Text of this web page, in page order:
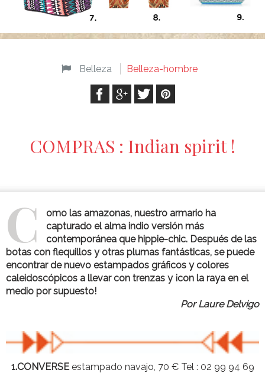
Belleza Belleza-hombre
COMPRAS : Indian spirit !
C
omo las amazonas, nuestro armario ha
capturado el alma indio versión más
contemporánea que hippie-chic. Después de las
botas con flequillos y otras plumas fantásticas, se puede
encontrar de nuevo estampados gráficos y colores
caleidoscópicos a llevar con trenzas y ¡con la raya en el
medio por supuesto!
Por Laure Delvigo
1.CONVERSEestampado navajo, 70 € Tel : 02 99 94 69